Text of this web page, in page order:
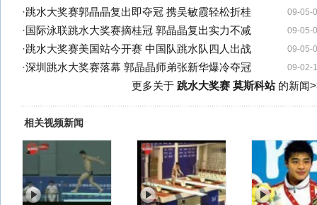
09-05-
·跳水大奖赛郭晶晶复出即夺冠 携吴敏霞轻松折桂
09-05-
· 国际泳联跳水大奖赛摘桂冠 郭晶晶复出实力不减
09-05-
·跳水大奖赛美国站今开赛 中国队跳水队四人出战
09-02-
·深圳跳水大奖赛落幕 郭晶晶师弟张新华爆冷夺冠
更多关于 跳水大奖赛 莫斯科站的新闻
相关视频新闻